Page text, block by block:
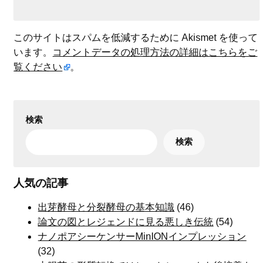
このサイトはスパムを低減するために Akismet を使って
います。 コメントデータの処理方法の詳細はこちらをご
覧ください
。
検索
検索
人気の記事
出芽酵母と分裂酵母の基本知識 (46)
論文の図とレジェンドに見る悪しき伝統 (54)
ナノポアシーケンサーMinIONインプレッション
(32)